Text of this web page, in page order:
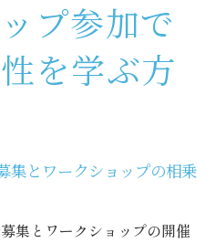
プ参加で
を学ぶ方
集とワークショップの相乗
集とワークショップの開催